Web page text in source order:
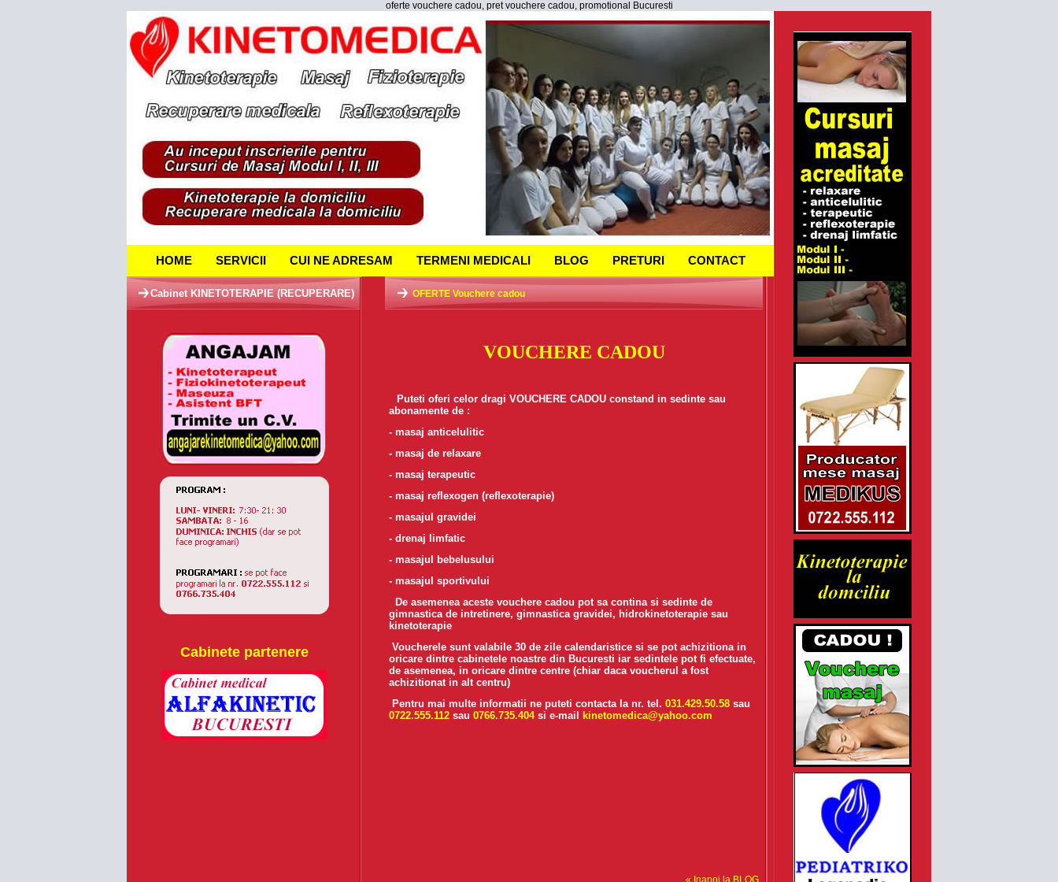
oferte vouchere cadou, pret vouchere cadou, promotional Bucuresti
HOME SERVICII CUI NE ADRESAM TERMENI MEDICALI BLOG PRETURI CONTACT
Cabinet KINETOTERAPIE (RECUPERARE)
Cabinete partenere
OFERTE Vouchere cadou
VOUCHERE CADOU
Puteti oferi celor dragi VOUCHERE CADOU constand in sedinte sau
abonamente de :
- masaj anticelulitic
- masaj de relaxare
- masaj terapeutic
- masaj reflexogen (reflexoterapie)
- masajul gravidei
- drenaj limfatic
- masajul bebelusului
- masajul sportivului
De asemenea aceste vouchere cadou pot sa contina si sedinte de
gimnastica de intretinere, gimnastica gravidei, hidrokinetoterapie sau
kinetoterapie
Voucherele sunt valabile 30 de zile calendaristice si se pot achizitiona in
oricare dintre cabinetele noastre din Bucuresti iar sedintele pot fi efectuate,
de asemenea, in oricare dintre centre (chiar daca voucherul a fost
achizitionat in alt centru)
Pentru mai multe informatii ne puteti contacta la nr. tel. 031.429.50.58 sau
0722.555.112 sau 0766.735.404si e-mail kinetomedica@yahoo.com
« Inapoi la BLOG